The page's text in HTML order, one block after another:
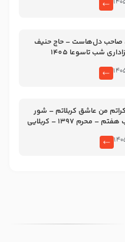
صاحب دل‌هاست – حاج حنیف
شب تاسوعا 1405
من عاشق کربلاتم – شور
زمینه – شب هفتم – محرم 1397 – کربلایی